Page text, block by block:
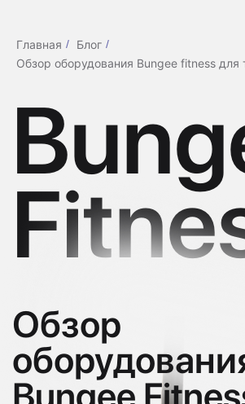
Главная / Блог /
Обзор оборудования Bungee fitness для
Bungee
Fitness
Обзор
оборудования
тренировок